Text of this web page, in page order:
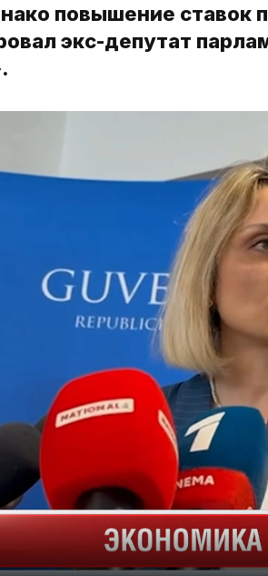
повышение ставок
экс-депутат